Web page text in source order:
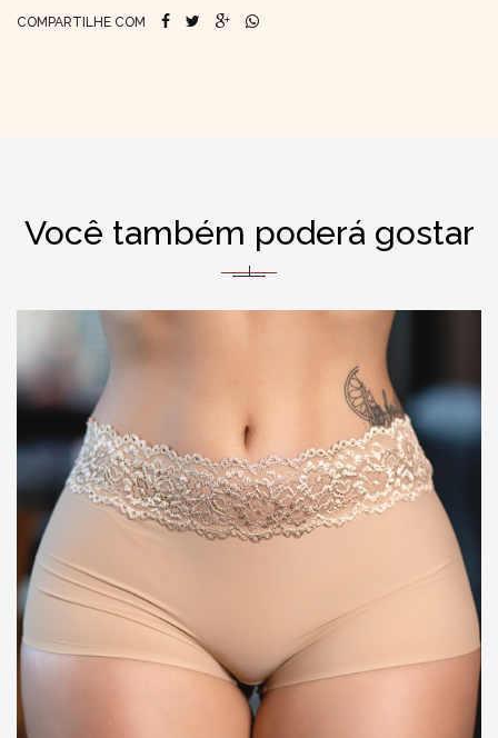
COMPARTILHE COM
Você também poderá gostar